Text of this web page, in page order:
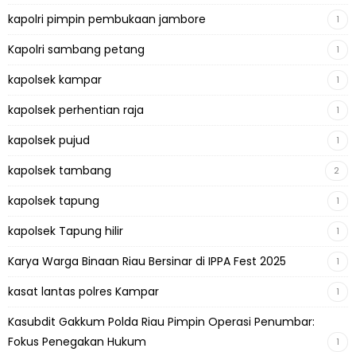
kapolri pimpin pembukaan jambore 1
Kapolri sambang petang 1
kapolsek kampar 1
kapolsek perhentian raja 1
kapolsek pujud 1
kapolsek tambang 2
kapolsek tapung 1
kapolsek Tapung hilir 1
Karya Warga Binaan Riau Bersinar di IPPA Fest 2025 1
kasat lantas polres Kampar 1
Kasubdit Gakkum Polda Riau Pimpin Operasi Penumbar:
Fokus Penegakan Hukum
1